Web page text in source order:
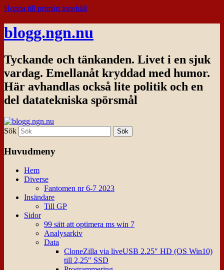
Hoppa till primärt innehåll
blogg.ngn.nu
Tyckande och tänkanden. Livet i en sjuk
vardag. Emellanåt kryddad med humor.
Här avhandlas också lite politik och en
del datatekniska spörsmål
Sök
Huvudmeny
Hem
Diverse
Fantomen nr 6-7 2023
Insändare
Till GP
Sidor
99 sätt att optimera ms win 7
Analysarkiv
Data
CloneZilla via liveUSB 2.25″ HD (OS Win10)
till 2,25″ SSD